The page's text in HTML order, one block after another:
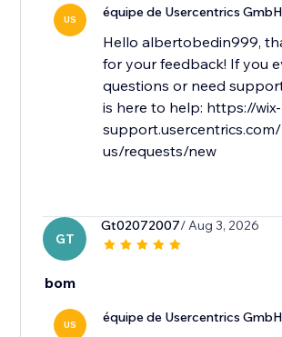
US équipe de Usercentrics GmbH
Hello albertobedin999,
for your feedback! If you
questions or need
is here to help: https://wix-
us/requests/new
GT
Gt02072007/ Aug 3, 2026
bom
US équipe de Usercentrics GmbH